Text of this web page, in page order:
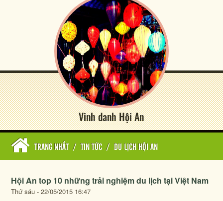
Vinh danh Hội An
TRANG NHẤT / TIN TỨC / DU LỊCH HỘI AN
Hội An top 10 những trải nghiệm du lịch tại Việt Nam
Thứ sáu - 22/05/2015 16:47